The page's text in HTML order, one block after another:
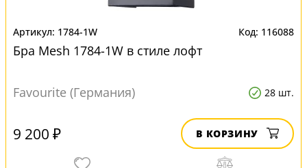
1784-1W 116088
Бра Mesh 1784-1W в стиле лофт
Favourite (Германия) 28 шт.
9 200 ₽ В КОРЗИНУ